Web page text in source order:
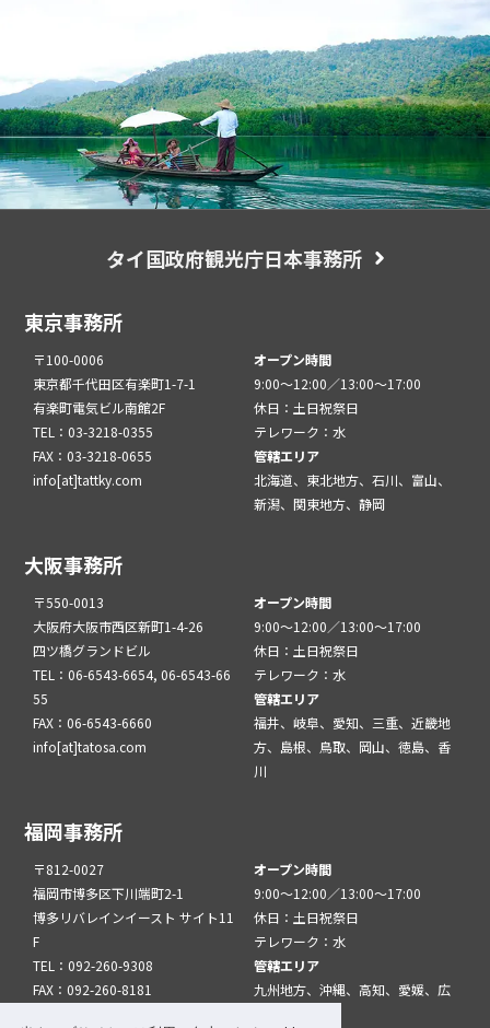
タイ国政府観光庁日本事務所
東京事務所
〒100-0006
東京都千代田区有楽町1-7-1
有楽町電気ビル南館2F
TEL：03-3218-0355
FAX：03-3218-0655
info[at]tattky.com
オープン時間
9:00～12:00／13:00～17:00
休日：土日祝祭日
テレワーク：水
管轄エリア
北海道、東北地方、石川、富山、
新潟、関東地方、静岡
大阪事務所
〒550-0013
大阪府大阪市西区新町1-4-26
四ツ橋グランドビル
TEL：06-6543-6654, 06-6543-66
55
FAX：06-6543-6660
info[at]tatosa.com
オープン時間
9:00～12:00／13:00～17:00
休日：土日祝祭日
テレワーク：水
管轄エリア
福井、岐阜、愛知、三重、近畿地
方、島根、鳥取、岡山、徳島、香
川
福岡事務所
〒812-0027
福岡市博多区下川端町2-1
博多リバレインイースト サイト11
F
TEL：092-260-9308
FAX：092-260-8181
オープン時間
9:00～12:00／13:00～17:00
休日：土日祝祭日
テレワーク：水
管轄エリア
九州地方、沖縄、高知、愛媛、広